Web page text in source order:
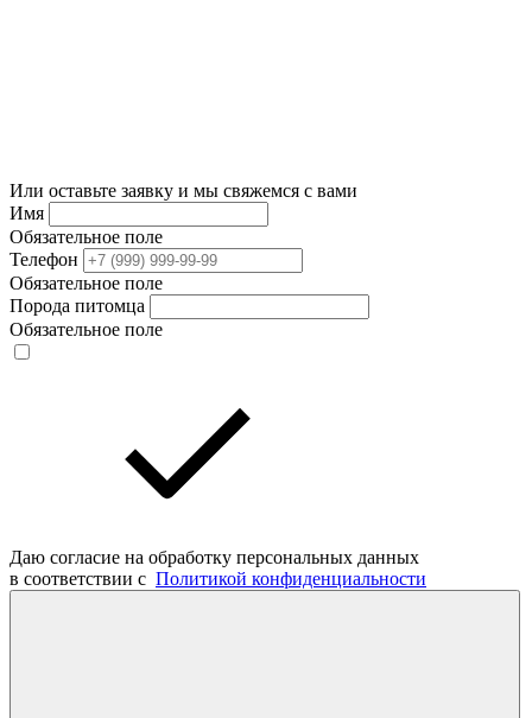
Или оставьте заявку и мы свяжемся с вами
Имя
Обязательное поле
Телефон
Обязательное поле
Порода питомца
Обязательное поле
Даю согласие на обработку персональных данных
в соответствии с Политикой конфиденциальности